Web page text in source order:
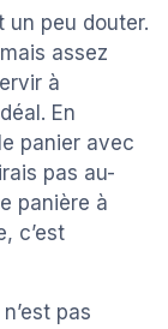
un peu douter.
assez
à
En
panier avec
pas au-
panière à
c’est
pas